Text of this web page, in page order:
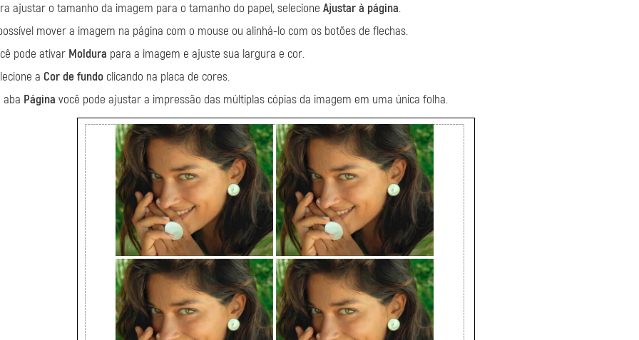
ajustar o tamanho da imagem para o tamanho do papel, selecione Ajustar à página.
mover a imagem na página com o mouse ou alinhá-lo com os botões de flechas.
pode ativar Moldura para a imagem e ajuste sua largura e cor.
a Cor de fundo clicando na placa de cores.
aba Página você pode ajustar a impressão das múltiplas cópias da imagem em uma única folha.